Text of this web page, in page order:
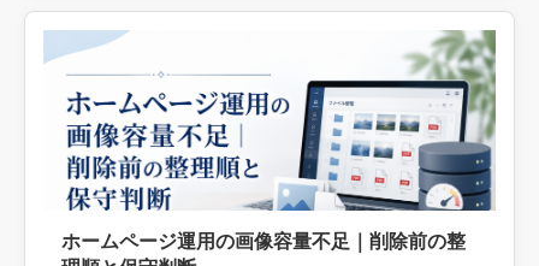
ホームページ運用の画像容量不足｜削除前の整